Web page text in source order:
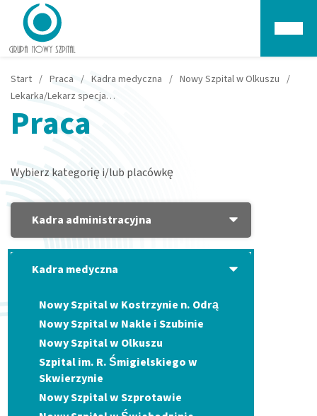
Start / Praca / Kadra medyczna / Nowy Szpital w Olkuszu /
Lekarka/Lekarz specjalista chorób zakaźnych/ chorób wewnętrznych – Olkusz
Praca
Wybierz kategorię i/lub placówkę
Kadra administracyjna
Kadra medyczna
Nowy Szpital w Kostrzynie n. Odrą
Nowy Szpital w Nakle i Szubinie
Nowy Szpital w Olkuszu
Szpital im. R. Śmigielskiego w
Skwierzynie
Nowy Szpital w Szprotawie